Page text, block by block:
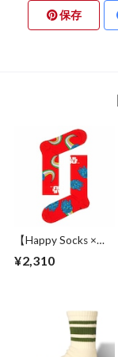
保存
【Happy Socks ×
Star Wars】
Millennium Falcon
¥2,310